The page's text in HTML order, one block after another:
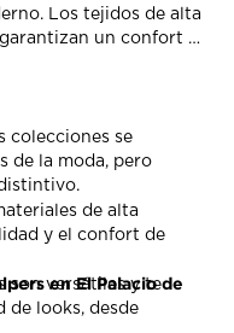
Los tejidos de alta
un confort y
colecciones se
de la moda, pero
de alta
y el confort de
son versátiles y te
de looks, desde
en El Palacio de